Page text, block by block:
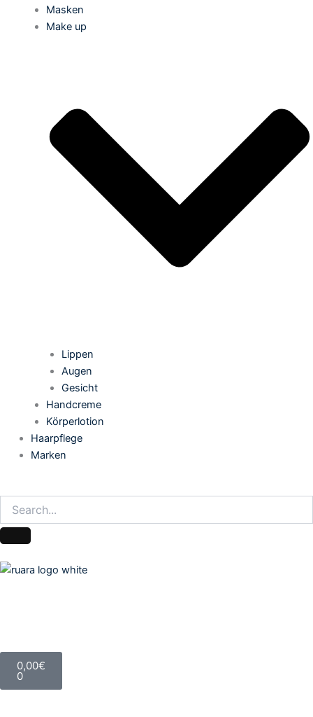
Masken
Make up
Lippen
Augen
Gesicht
Handcreme
Körperlotion
Haarpflege
Marken
0,00€
0
Warenkorb